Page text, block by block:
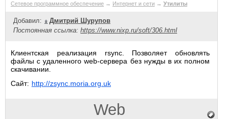
Сетевое программное обеспечение → Интернет и сети → Утилиты
Добавил:
Дмитрий Шурупов
Постоянная ссылка: https://www.nixp.ru/soft/306.html
Клиентская реализация rsync. Позволяет обновлять
файлы с удаленного web-сервера без нужды в их полном
скачивании.
Сайт: http://zsync.moria.org.uk
Web